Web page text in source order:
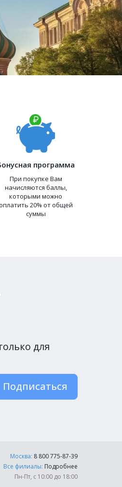
программа
При покупке Вам
начисляются баллы,
которыми можно
20% от общей
суммы
для
Подписаться
Москва: 8 800 775-87-39
Все филиалы: Подробнее
Пн-Пт, с 10:00 до 18:00